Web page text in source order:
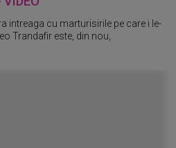
intreaga cu marturisirile pe care i le-
Trandafir este, din nou,